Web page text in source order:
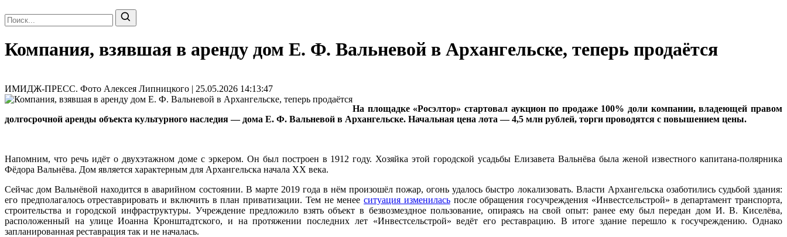
Компания, взявшая в аренду дом Е. Ф. Вальневой в Архангельске, теперь продаётся
ИМИДЖ-ПРЕСС. Фото Алексея Липницкого | 25.05.2026 14:13:47
На площадке «Росэлтор» стартовал аукцион по продаже 100% доли компании, владеющей правом
долгосрочной аренды объекта культурного наследия — дома Е. Ф. Вальневой в Архангельске. Начальная цена лота — 4,5 млн рублей, торги проводятся с повышением цены.
Напомним, что речь идёт о двухэтажном доме с эркером. Он был построен в 1912 году. Хозяйка этой городской усадьбы Елизавета Вальнёва была женой известного капитана-полярника
Фёдора Вальнёва. Дом является характерным для Архангельска начала XX века.
Сейчас дом Вальнёвой находится в аварийном состоянии. В марте 2019 года в нём произошёл пожар, огонь удалось быстро локализовать. Власти Архангельска озаботились судьбой здания:
его предполагалось отреставрировать и включить в план приватизации. Тем не менееситуация измениласьпосле обращения госучреждения «Инвестсельстрой» в департамент транспорта,
строительства и городской инфраструктуры. Учреждение предложило взять объект в безвозмездное пользование, опираясь на свой опыт: ранее ему был передан дом И. В. Киселёва,
расположенный на улице Иоанна Кронштадтского, и на протяжении последних лет «Инвестсельстрой» ведёт его реставрацию. В итоге здание перешло к госучреждению. Однако
запланированная реставрация так и не началась.